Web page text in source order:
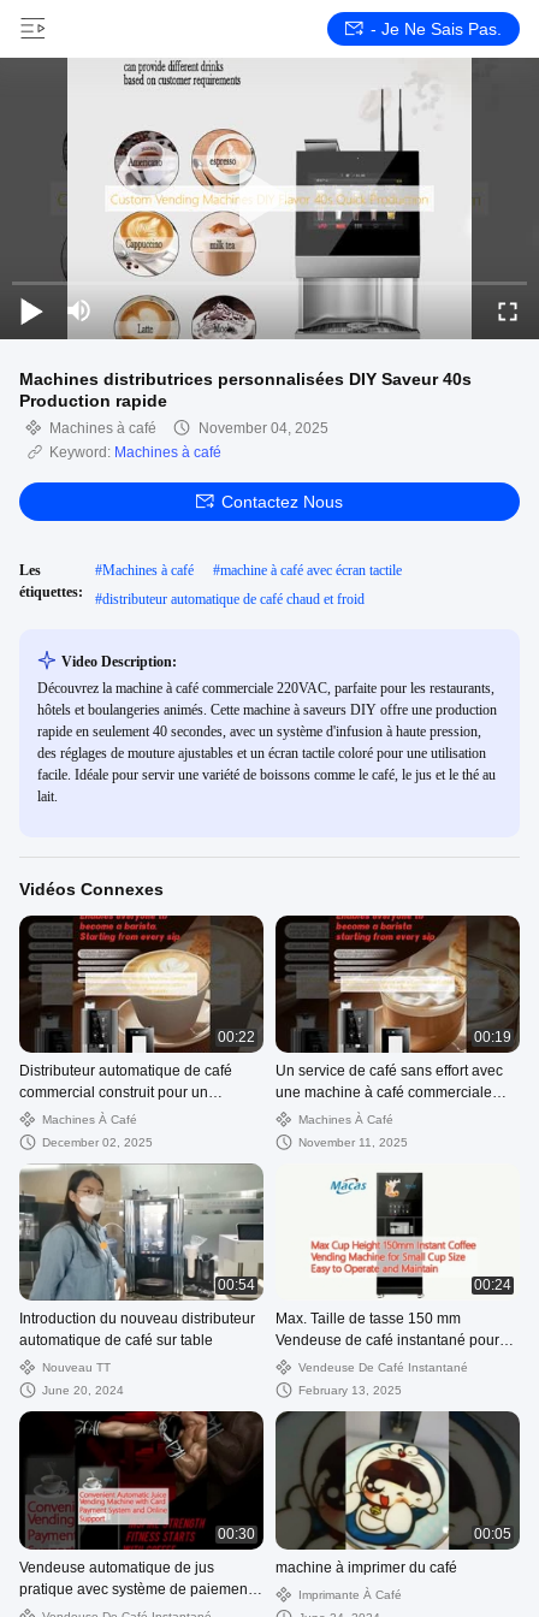
- Je Ne Sais Pas.
Machines distributrices personnalisées DIY Saveur 40s
Production rapide
Machines à café
November 04, 2025
Keyword: Machines à café
Contactez Nous
Les
étiquettes:
#Machines à café #machine à café avec écran tactile
#distributeur automatique de café chaud et froid
Video Description:
Découvrez la machine à café commerciale 220VAC, parfaite pour les restaurants,
hôtels et boulangeries animés. Cette machine à saveurs DIY offre une production
rapide en seulement 40 secondes, avec un système d'infusion à haute pression,
des réglages de mouture ajustables et un écran tactile coloré pour une utilisation
facile. Idéale pour servir une variété de boissons comme le café, le jus et le thé au
lait.
Vidéos Connexes
00:22
Distributeur automatique de café
commercial construit pour un
entretien continu avec des options
d'entretien faciles garantissant un
café
Machines À Café
December 02, 2025
00:19
Un service de café sans effort avec
une machine à café commerciale
pour votre entreprise
Machines À Café
November 11, 2025
00:54
Introduction du nouveau distributeur
automatique de café sur table
Nouveau TT
June 20, 2024
00:24
Max. Taille de tasse 150 mm
Vendeuse de café instantané pour
petites tasses Facile à utiliser et à
entretenir
Vendeuse De Café Instantané
February 13, 2025
00:30
Vendeuse automatique de jus
pratique avec système de paiement
par carte et support en ligne
00:05
machine à imprimer du café
Imprimante À Café